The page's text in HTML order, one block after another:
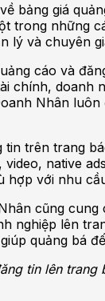
bảng giá
trong những
lý và chuyên
cáo và
chính, doanh
Nhân
tin trên trang
native
hợp với nhu
cũng
nghiệp lên
quảng bá
tin lên trang